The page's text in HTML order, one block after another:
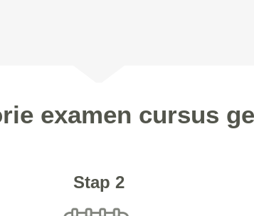
examen cursus
Stap 2